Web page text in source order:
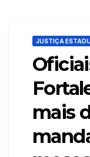
JUSTIÇA
mais